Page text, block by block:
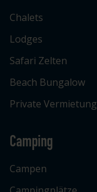
Chalets
Lodges
Safari Zelten
Beach Bungalow
Private Vermietung
Camping
Campen